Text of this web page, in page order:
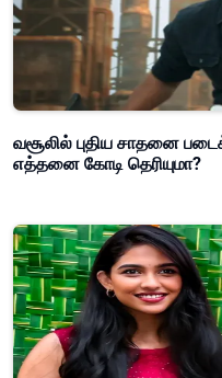
வசூலில் புதிய சாதனை
எத்தனை கோடி தெரியுமா?